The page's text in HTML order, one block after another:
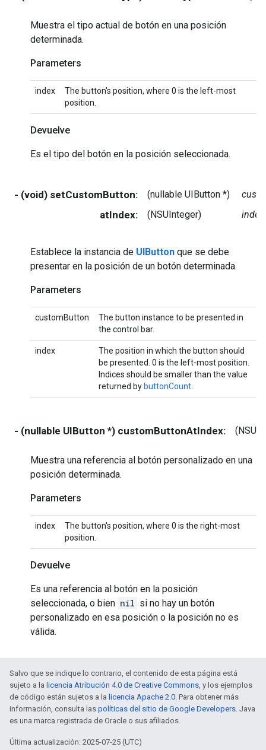
Muestra el tipo actual de botón en una posición
determinada.
Parameters
index
The button's position, where 0 is the left-most
position.
Devuelve
Es el tipo del botón en la posición seleccionada.
- (void) setCustomButton: (nullable UIButton *)
atIndex: (NSUInteger) index
Establece la instancia de UIButton que se debe
presentar en la posición de un botón determinada.
Parameters
customButton
The button instance to be presented in
the control bar.
index
The position in which the button should
be presented. 0 is the left-most position.
Indices should be smaller than the value
returned bybuttonCount
- (nullable UIButton *) customButtonAtIndex:
Muestra una referencia al botón personalizado en una
posición determinada.
Parameters
index
The button's position, where 0 is the right-most
position.
Devuelve
Es una referencia al botón en la posición
seleccionada, o bien nil si no hay un botón
personalizado en esa posición o la posición no es
válida.
Salvo que se indique lo contrario, el contenido de esta página está
sujeto a la licencia Atribución 4.0 de Creative Commons , y los ejemplos
de código están sujetos a la licencia Apache 2.0 . Para obtener más
información, consulta las políticas del sitio de Google Developers . Java
es una marca registrada de Oracle o sus afiliados.
Última actualización: 2025-07-25 (UTC)